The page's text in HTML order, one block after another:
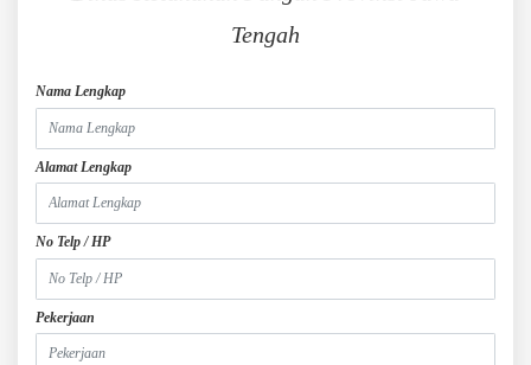
Tengah
Nama Lengkap
Alamat Lengkap
No Telp / HP
Pekerjaan